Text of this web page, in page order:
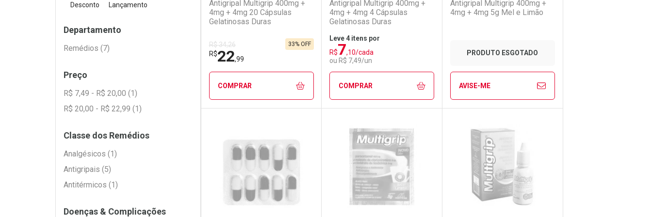
Antigripal Multigrip 400mg +
4mg + 4mg 20 Cápsulas
Gelatinosas Duras
R$ 34,26
R$22,99
33% OFF
COMPRAR
Laboratório
Por Menos
Antigripal Multigrip 400mg +
4mg + 4mg 4 Cápsulas
Gelatinosas Duras
Leve 4 itens por
R$7,10/cada
ou R$ 7,49/un
COMPRAR
Laboratório
Por Menos
Antigripal Multigrip 400mg +
4mg + 4mg 5g Mel e Limão
PRODUTO ESGOTADO
AVISE-ME
Laboratório
Por Menos
Desconto
Lançamento
Filtros
Departamento
Remédios (7)
Preço
R$ 7,49 - R$ 20,00 (1)
R$ 20,00 - R$ 22,99 (1)
Classe dos Remédios
Analgésicos (1)
Antigripais (5)
Antitérmicos (1)
Doenças & Complicações